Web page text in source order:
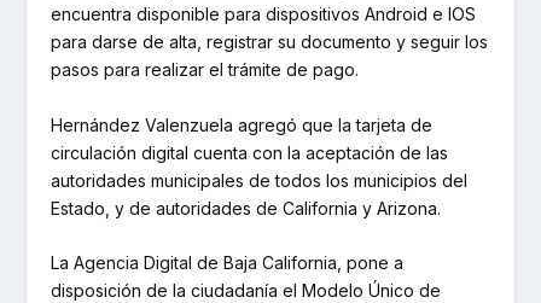
encuentra disponible para dispositivos Android e IOS
para darse de alta, registrar su documento y seguir los
pasos para realizar el trámite de pago.
Hernández Valenzuela agregó que la tarjeta de
circulación digital cuenta con la aceptación de las
autoridades municipales de todos los municipios del
Estado, y de autoridades de California y Arizona.
La Agencia Digital de Baja California, pone a
disposición de la ciudadanía el Modelo Único de